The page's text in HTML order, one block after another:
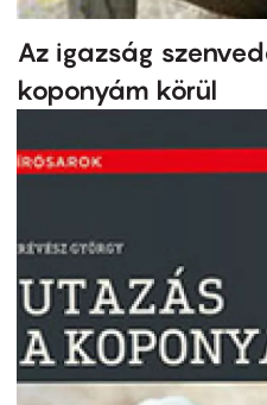
Az igazság
koponyám körül